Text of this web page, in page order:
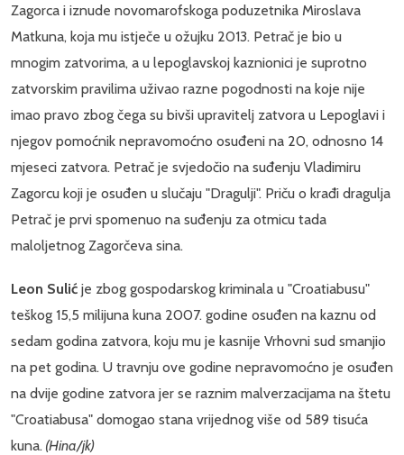
Zagorca i iznude novomarofskoga poduzetnika Miroslava
Matkuna, koja mu istječe u ožujku 2013. Petrač je bio u
mnogim zatvorima, a u lepoglavskoj kaznionici je suprotno
zatvorskim pravilima uživao razne pogodnosti na koje nije
imao pravo zbog čega su bivši upravitelj zatvora u Lepoglavi i
njegov pomoćnik nepravomoćno osuđeni na 20, odnosno 14
mjeseci zatvora. Petrač je svjedočio na suđenju Vladimiru
Zagorcu koji je osuđen u slučaju "Dragulji". Priču o krađi dragulja
Petrač je prvi spomenuo na suđenju za otmicu tada
maloljetnog Zagorčeva sina.
Leon Sulić je zbog gospodarskog kriminala u "Croatiabusu"
teškog 15,5 milijuna kuna 2007. godine osuđen na kaznu od
sedam godina zatvora, koju mu je kasnije Vrhovni sud smanjio
na pet godina. U travnju ove godine nepravomoćno je osuđen
na dvije godine zatvora jer se raznim malverzacijama na štetu
"Croatiabusa" domogao stana vrijednog više od 589 tisuća
kuna. (Hina/jk)